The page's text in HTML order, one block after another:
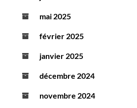
mai 2025
février 2025
janvier 2025
décembre 2024
novembre 2024